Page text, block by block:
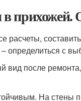
прихожей.
определиться с
вид после
На стены